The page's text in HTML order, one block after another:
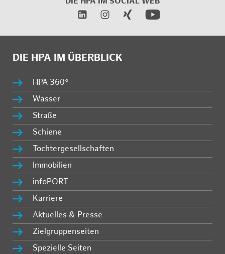
DIE HPA IM ÜBERBLICK
HPA 360°
Wasser
Straße
Schiene
Tochtergesellschaften
Immobilien
infoPORT
Karriere
Aktuelles & Presse
Zielgruppenseiten
Spezielle Seiten